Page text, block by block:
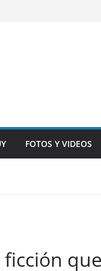
FOTOS Y VIDEOS